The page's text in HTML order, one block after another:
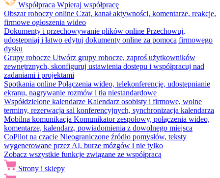
Współpraca Wpieraj współpracę
Obszar roboczy online Czat, kanał aktywności, komentarze, reakcje,
firmowe ogłoszenia wideo
Dokumenty i przechowywanie plików online Przechowuj,
udostępniaj i łatwo edytuj dokumenty online za pomocą firmowego
dysku
Grupy robocze Utwórz grupy robocze, zaproś użytkowników
zewnętrznych, skonfiguruj ustawienia dostępu i współpracuj nad
zadaniami i projektami
Spotkania online Połączenia wideo, telekonferencje, udostępnianie
ekranu, nagrywanie rozmów i tła niestandardowe
Współdzielone kalendarze Kalendarz osobisty i firmowe, wolne
terminy, rezerwacja sal konferencyjnych, synchronizacja kalendarza
Mobilna komunikacja Komunikator zespołowy, połączenia wideo,
komentarze, kalendarz, powiadomienia z dowolnego miejsca
CoPilot na czacie Nieograniczone źródło pomysłów, teksty
wygenerowane przez AI, burze mózgów i nie tylko
Zobacz wszystkie funkcje związane ze współpracą
Strony i sklepy